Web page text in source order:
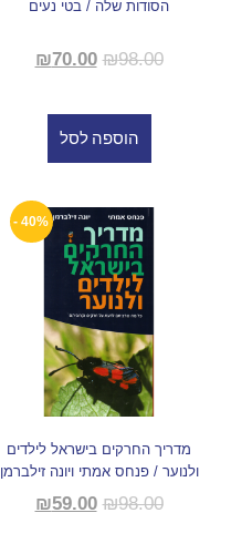
הסודות שלה / בטי נעים
₪98.00
₪70.00
הוספה לסל
40% -
מדריך החרקים בישראל לילדים
ולנוער / פנחס אמתי ויונה זילברמן
₪98.00
₪59.00